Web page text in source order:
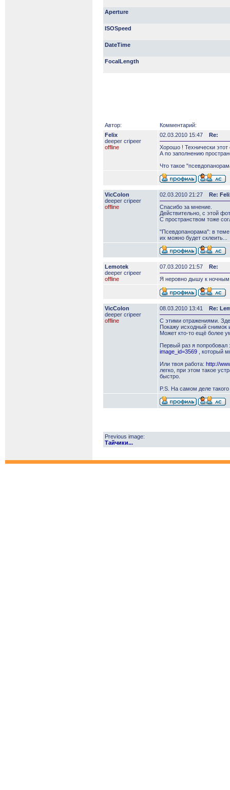
Aperture
ISOSpeed
DateTime
FocalLength
Автор:
Комментарий:
Felix
deeper сripeer
offline
02.03.2010 15:47
Re:
Хорошо ! Технически
А по заполнению
Что такое
VicColon
deeper сripeer
offline
02.03.2010 21:27
Re:
Спасибо за мнение.
Действительно, с этой
С пространством тоже
"Псевдопанорама": в
их можно будет склеить...
Lemotek
deeper сripeer
offline
07.03.2010 21:57
Re:
Я неровно дышу к ночным
VicColon
deeper сripeer
offline
08.03.2010 13:41
Re:
С этими отражениями.
Покажу исходный снимок
Может кто-то ещё более
Первый раз я
image_id=3569 , который
Или твоя работа: http://
легко, при этом такое
быстро.
P.S. На самом деле
Previous image:
Тайчики...